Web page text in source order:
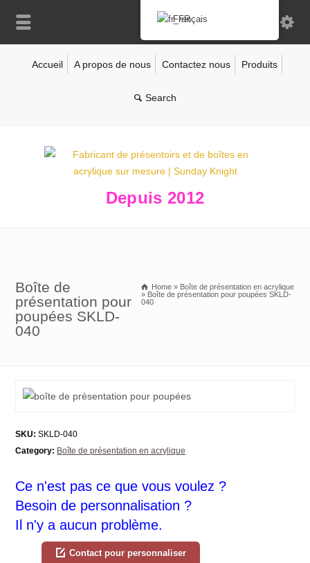
Accueil A propos de nous Contactez nous Produits
Depuis 2012
Boîte de
présentation pour
poupées SKLD-
040
Home » Boîte de présentation en acrylique
» Boîte de présentation pour poupées SKLD-
040
SKU: SKLD-040
Category: Boîte de présentation en acrylique
Ce n'est pas ce que vous voulez ?
Besoin de personnalisation ?
Il n'y a aucun problème.
Contact pour personnaliser
Français